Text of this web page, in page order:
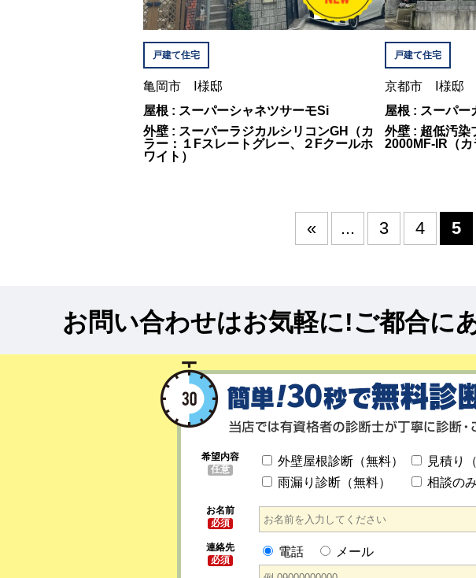
戸建て住宅
亀岡市 Ⅰ様邸
屋根 : スーパーシャネツサーモSi
外壁 : スーパーラジカルシリコンGH（カ
ラー：１Fスレートグレー、２Fクールホ
ワイト）
戸建て住宅
京都市 Ⅰ様邸
屋根 : スーパー
外壁 : 超低汚染
2000MF-IR（カ
« ... 3 4 5
お問い合わせはお気軽に!ご都合に
希望内容
任意
外壁屋根診断（無料）
見積り
雨漏り診断（無料）
相談の
お名前
必須
連絡先
必須
電話 メール